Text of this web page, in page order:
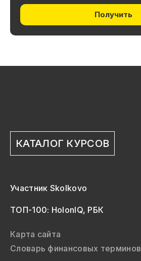
Получить
КАТАЛОГ КУРСОВ
Участник Skolkovo
ТОП-100: HolonIQ, РБК
Карта сайта
Словарь финансовых терминов